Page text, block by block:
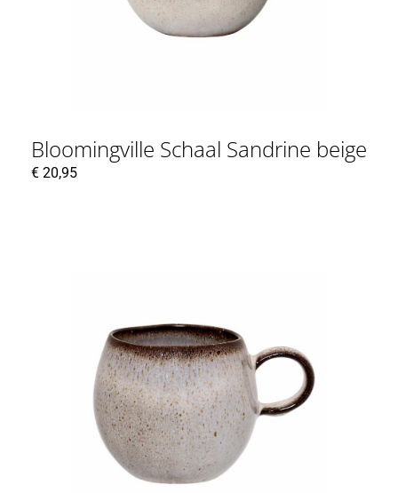
Bloomingville Schaal Sandrine beige
€ 20,95